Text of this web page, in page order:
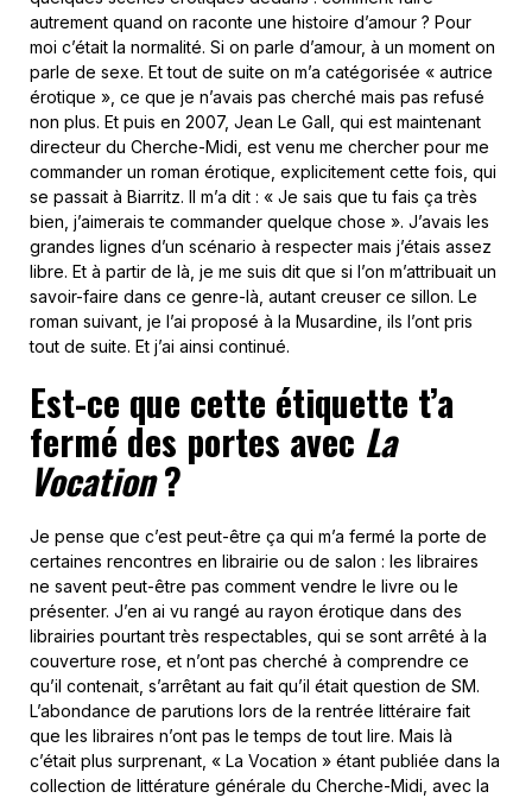
autrement quand on raconte une histoire d’amour ? Pour
moi c’était la normalité. Si on parle d’amour, à un moment on
parle de sexe. Et tout de suite on m’a catégorisée « autrice
érotique », ce que je n’avais pas cherché mais pas refusé
non plus. Et puis en 2007, Jean Le Gall, qui est maintenant
directeur du Cherche-Midi, est venu me chercher pour me
commander un roman érotique, explicitement cette fois, qui
se passait à Biarritz. Il m’a dit : « Je sais que tu fais ça très
bien, j’aimerais te commander quelque chose ». J’avais les
grandes lignes d’un scénario à respecter mais j’étais assez
libre. Et à partir de là, je me suis dit que si l’on m’attribuait un
savoir-faire dans ce genre-là, autant creuser ce sillon. Le
roman suivant, je l’ai proposé à la Musardine, ils l’ont pris
tout de suite. Et j’ai ainsi continué.
Est-ce que cette étiquette t’a
fermé des portes avec La
Vocation?
Je pense que c’est peut-être ça qui m’a fermé la porte de
certaines rencontres en librairie ou de salon : les libraires
ne savent peut-être pas comment vendre le livre ou le
présenter. J’en ai vu rangé au rayon érotique dans des
librairies pourtant très respectables, qui se sont arrêté à la
couverture rose, et n’ont pas cherché à comprendre ce
qu’il contenait, s’arrêtant au fait qu’il était question de SM.
L’abondance de parutions lors de la rentrée littéraire fait
que les libraires n’ont pas le temps de tout lire. Mais là
c’était plus surprenant, « La Vocation » étant publiée dans la
collection de littérature générale du Cherche-Midi, avec la